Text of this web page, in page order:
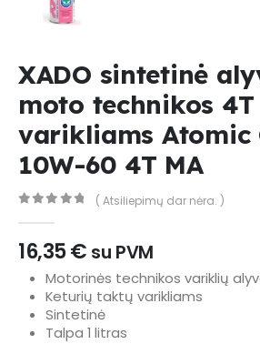
XADO sintetinė
moto technikos 4T
varikliams Atomic
10W-60 4T MA
( Atsiliepimų dar nėra. )
16,35€ su PVM
Motorinės technikos variklių
Keturių taktų varikliams
Sintetinė
Talpa 1 litras